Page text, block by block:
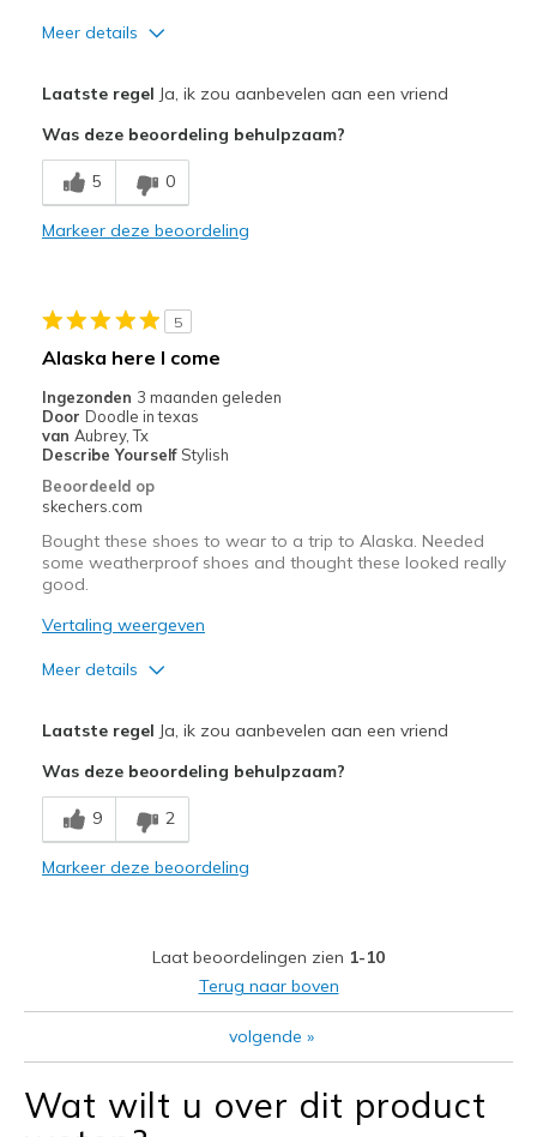
Meer details
Breathe Well
Comfortable
Beste toepassingen
Width
Sizing
Feels true to size
View On Shoes
Laatste regel Ja, ik zou aanbevelen aan een vriend
Was deze beoordeling behulpzaam?
5 0
Markeer deze beoordeling
5
Alaska here I come
Ingezonden 3 maanden geleden
Door Doodle in texas
van Aubrey, Tx
Describe Yourself Stylish
Beoordeeld op
skechers.com
Bought these shoes to wear to a trip to Alaska. Needed
some weatherproof shoes and thought these looked really
good.
Vertaling weergeven
Meer details
Durable
Stylish
Beste toepassingen
Special Occasions
Travel
Width
Feels true to width
Laatste regel Ja, ik zou aanbevelen aan een vriend
Was deze beoordeling behulpzaam?
9 2
Markeer deze beoordeling
Laat beoordelingen zien 1-10
Terug naar boven
volgende »
Wat wilt u over dit product